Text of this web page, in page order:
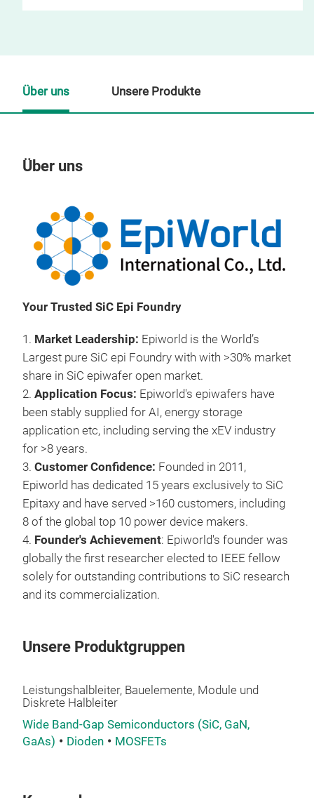
Über uns
Your Trusted SiC Epi Foundry
1. Market Leadership: Epiworld is the World’s
Largest pure SiC epi Foundry with with >30% market
share in SiC epiwafer open market.
2. Application Focus: Epiworld's epiwafers have
been stably supplied for AI, energy storage
application etc, including serving the xEV industry
for >8 years.
3. Customer Confidence: Founded in 2011,
Epiworld has dedicated 15 years exclusively to SiC
Epitaxy and have served >160 customers, including
8 of the global top 10 power device makers.
4. Founder's Achievement: Epiworld's founder was
globally the first researcher elected to IEEE fellow
solely for outstanding contributions to SiC research
and its commercialization.
Unsere Produktgruppen
Leistungshalbleiter, Bauelemente, Module und
Diskrete Halbleiter
Wide Band-Gap Semiconductors (SiC, GaN,
GaAs)
Dioden MOSFETs
Über uns Unsere Produkte